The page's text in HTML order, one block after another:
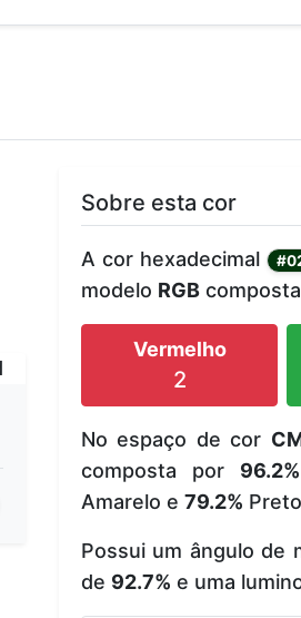
Sobre esta cor
A cor hexadecimal
modelo RGB
Vermelho
2
No espaço de cor
composta por 96.2%
Amarelo e 79.2%
Possui um ângulo de
de 92.7% e uma